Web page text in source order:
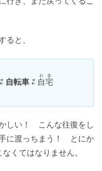
ると、
自転車 ⇄ 自宅
お金
しい！ こんな往復をし
に渡っちまう！ とにか
くてはなりません。